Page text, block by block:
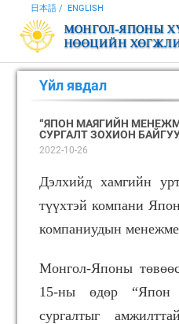
日本語 ENGLISH
Үйл явдал
“ЯПОН МАЯГИЙН
СУРГАЛТ ЗОХИОН
2022-10-26
Дэлхийд хамгийн
түүхтэй компани
компаниудын
Монгол-Японы
15-ны өдөр “Япон
сургалтыг